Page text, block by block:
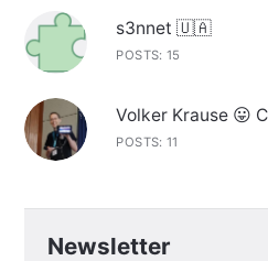
s3nnet 🇺🇦
POSTS: 15
Volker Krause 😛
POSTS: 11
Newsletter